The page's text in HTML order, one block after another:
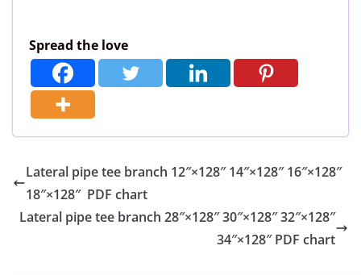
Spread the love
Lateral pipe tee branch 12″×128″ 14″×128″ 16″×128″
18″×128″ PDF chart
Lateral pipe tee branch 28″×128″ 30″×128″ 32″×128″
34″×128″ PDF chart